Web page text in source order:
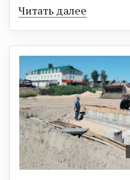
Читать далее